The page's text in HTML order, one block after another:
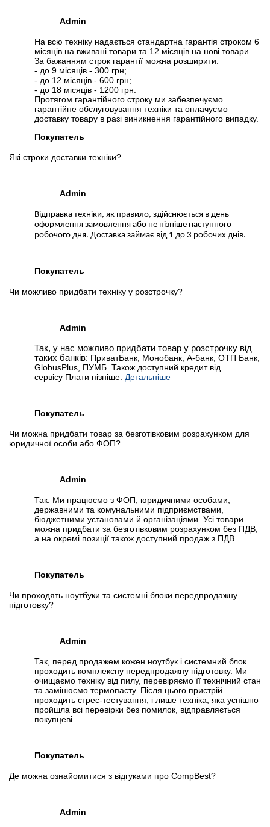
Admin
На всю техніку надається стандартна гарантія строком 6
місяців на вживані товари та 12 місяців на нові товари.
За бажанням строк гарантії можна розширити:
- до 9 місяців - 300 грн;
- до 12 місяців - 600 грн;
- до 18 місяців - 1200 грн.
Протягом гарантійного строку ми забезпечуємо
гарантійне обслуговування техніки та оплачуємо
доставку товару в разі виникнення гарантійного випадку.
Покупатель
Які строки доставки техніки?
Admin
Відправка техніки, як правило, здійснюється в день
оформлення замовлення або не пізніше наступного
робочого дня. Доставка займає від 1 до 3 робочих днів.
Покупатель
Чи можливо придбати техніку у розстрочку?
Admin
Так, у нас можливо придбати товар у розстрочку від
таких банків: ПриватБанк, Монобанк, А-банк, ОТП Банк,
GlobusPlus, ПУМБ. Також доступний кредит від
сервісу Плати пізніше. Детальніше
Покупатель
Чи можна придбати товар за безготівковим розрахунком для
юридичної особи або ФОП?
Admin
Так. Ми працюємо з ФОП, юридичними особами,
державними та комунальними підприємствами,
бюджетними установами й організаціями. Усі товари
можна придбати за безготівковим розрахунком без ПДВ,
а на окремі позиції також доступний продаж з ПДВ.
Покупатель
Чи проходять ноутбуки та системні блоки передпродажну
підготовку?
Admin
Так, перед продажем кожен ноутбук і системний блок
проходить комплексну передпродажну підготовку. Ми
очищаємо техніку від пилу, перевіряємо її технічний стан
та замінюємо термопасту. Після цього пристрій
проходить стрес-тестування, і лише техніка, яка успішно
пройшла всі перевірки без помилок, відправляється
покупцеві.
Покупатель
Де можна ознайомитися з відгуками про CompBest?
Admin